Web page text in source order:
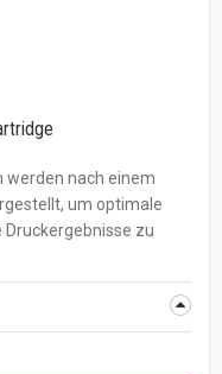
werden nach einem
um optimale
zu